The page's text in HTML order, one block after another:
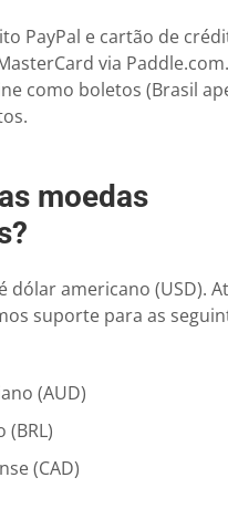
PayPal e cartão de
via
como boletos (Brasil
moedas
dólar americano (USD).
suporte para as
(AUD)
(BRL)
(CAD)